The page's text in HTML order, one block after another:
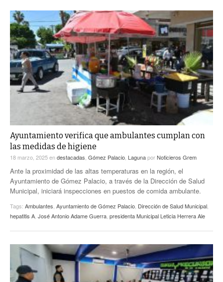
Ayuntamiento verifica que ambulantes cumplan con
las medidas de higiene
18 marzo, 2025endestacadas Gómez Palacio LagunaporNoticieros Grem
Ante la proximidad de las altas temperaturas en la región, el
Ayuntamiento de Gómez Palacio, a través de la Dirección de Salud
Municipal, iniciará inspecciones en puestos de comida ambulante.
Tags: Ambulantes Ayuntamiento de Gómez Palacio Dirección de Salud Municipal
hepatitis A José Antonio Adame Guerra presidenta Municipal Leticia Herrera Ale